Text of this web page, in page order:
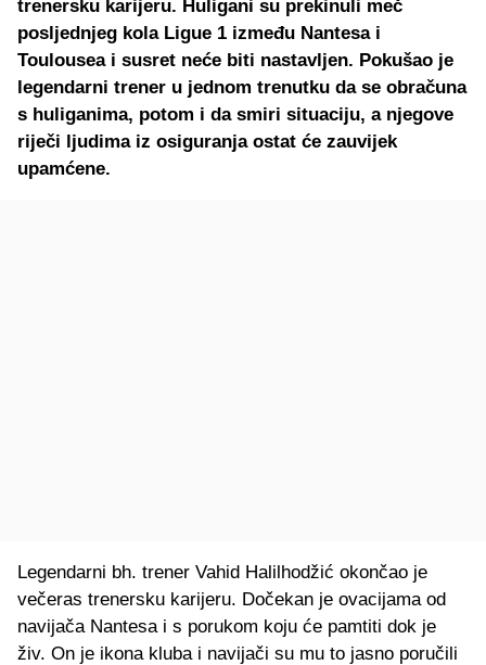
trenersku karijeru. Huligani su prekinuli meč
posljednjeg kola Ligue 1 između Nantesa i
Toulousea i susret neće biti nastavljen. Pokušao je
legendarni trener u jednom trenutku da se obračuna
s huliganima, potom i da smiri situaciju, a njegove
riječi ljudima iz osiguranja ostat će zauvijek
upamćene.
Legendarni bh. trener Vahid Halilhodžić okončao je
večeras trenersku karijeru. Dočekan je ovacijama od
navijača Nantesa i s porukom koju će pamtiti dok je
živ. On je ikona kluba i navijači su mu to jasno poručili